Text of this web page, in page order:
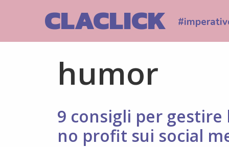
CLACLICK
humor
9 consigli per gestire
no profit sui social